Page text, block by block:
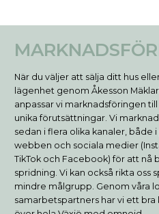
När du väljer att sälja ditt hus
lägenhet genom Åkesson
anpassar vi marknadsföringen
unika förutsättningar. Vi
sedan i flera olika kanaler, både
webben och sociala medier
TikTok och Facebook) för att nå
spridning. Vi kan också rikta oss
mindre målgrupp. Genom våra
samarbetspartners har vi ett